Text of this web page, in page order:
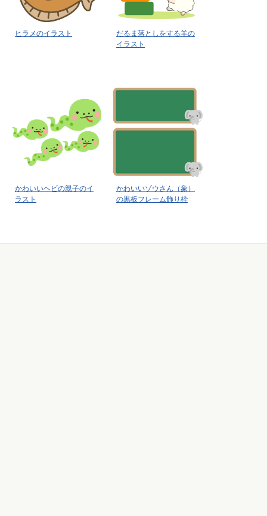
ヒラメのイラスト
だるま落としをする羊の
イラスト
かわいいヘビの親子のイ
ラスト
かわいいゾウさん（象）
の黒板フレーム飾り枠